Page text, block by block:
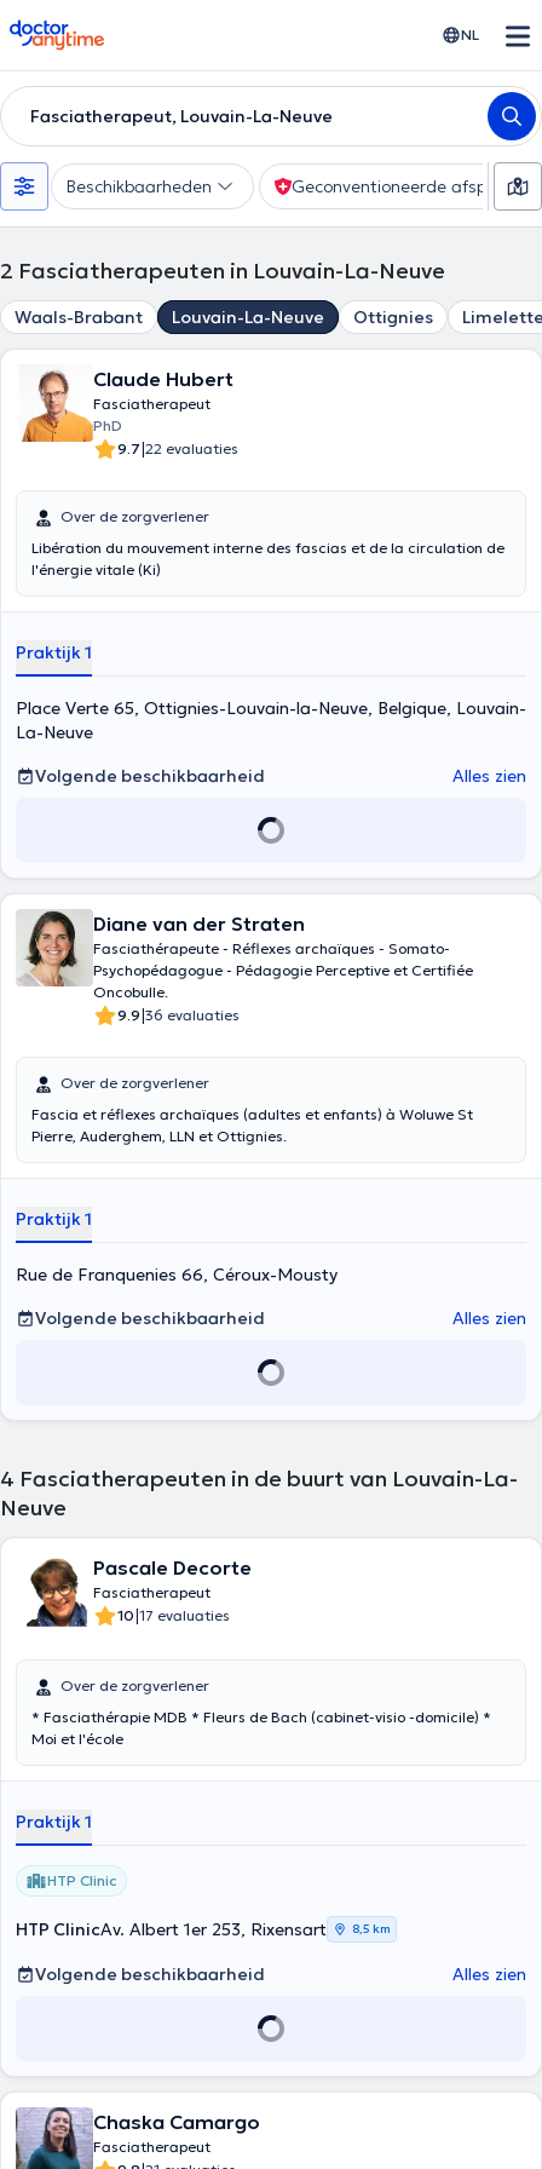
doctoranytime NL
Fasciatherapeut, Louvain-La-Neuve
Beschikbaarheden Geconventioneerde afspraak
2 Fasciatherapeuten in Louvain-La-Neuve
Waals-Brabant Louvain-La-Neuve Ottignies
Claude Hubert
Fasciatherapeut
PhD
9.7|22 evaluaties
Over de zorgverlener
Libération du mouvement interne des fascias et de la circulation de
l'énergie vitale (Ki)
Praktijk 1
Place Verte 65, Ottignies-Louvain-la-Neuve, Belgique, Louvain-
La-Neuve
Volgende beschikbaarheid
Alles zien
Diane van der Straten
Fasciathérapeute - Réflexes archaïques - Somato-
Psychopédagogue - Pédagogie Perceptive et Certifiée
Oncobulle.
9.9|36 evaluaties
Over de zorgverlener
Fascia et réflexes archaïques (adultes et enfants) à Woluwe St
Pierre, Auderghem, LLN et Ottignies.
Praktijk 1
Rue de Franquenies 66, Céroux-Mousty
Volgende beschikbaarheid
Alles zien
4 Fasciatherapeuten in de buurt van Louvain-La-
Neuve
Pascale Decorte
Fasciatherapeut
10|17 evaluaties
Over de zorgverlener
* Fasciathérapie MDB * Fleurs de Bach (cabinet-visio -domicile) *
Moi et l'école
Praktijk 1
HTP Clinic
HTP ClinicAv. Albert 1er 253, Rixensart 8,5 km
Volgende beschikbaarheid Alles zien
Chaska Camargo
Fasciatherapeut